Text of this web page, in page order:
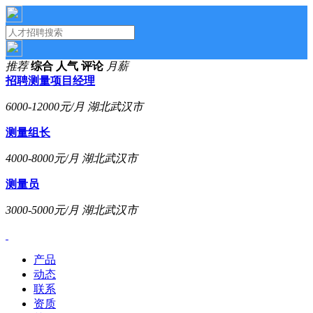
推荐 综合 人气 评论 月薪
招聘测量项目经理
6000-12000元/月 湖北武汉市
测量组长
4000-8000元/月 湖北武汉市
测量员
3000-5000元/月 湖北武汉市
产品
动态
联系
资质